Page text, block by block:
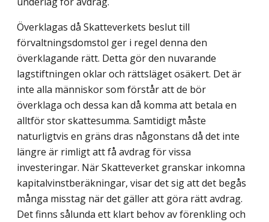
Överklagas då Skatteverkets beslut till
förvaltningsdomstol ger i regel denna den
överklagande rätt. Detta gör den nuvarande
lagstiftningen oklar och rättsläget osäkert. Det är
inte alla människor som förstår att de bör
överklaga och dessa kan då komma att betala en
alltför stor skattesumma. Samtidigt måste
naturligtvis en gräns dras någonstans då det inte
längre är rimligt att få avdrag för vissa
investeringar. När Skatteverket granskar inkomna
kapitalvinstberäkningar, visar det sig att det begås
många misstag när det gäller att göra rätt avdrag.
Det finns sålunda ett klart behov av förenkling och